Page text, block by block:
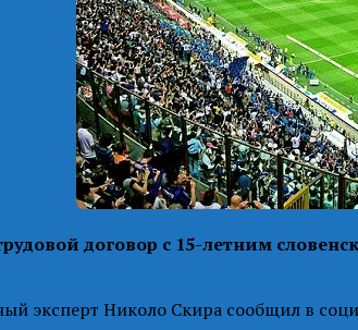
договор с 15-летним
эксперт Николо Скира сообщил в